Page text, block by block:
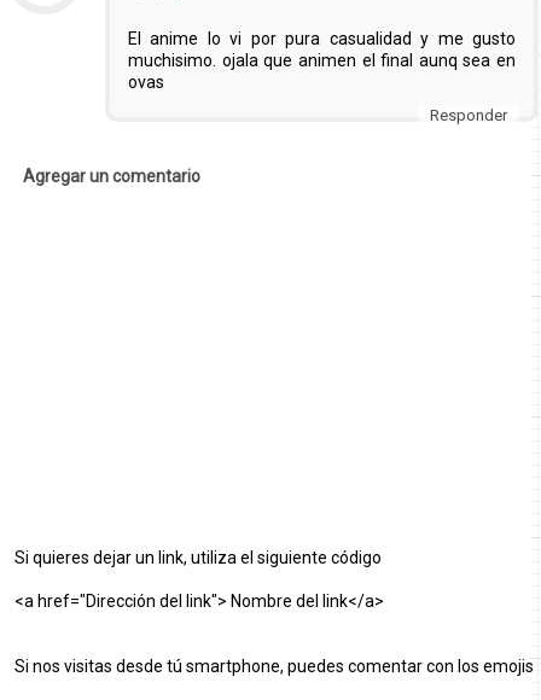
El anime lo vi por pura casualidad y me gusto
muchisimo. ojala que animen el final aunq sea en
ovas
Responder
Agregar un comentario
Si quieres dejar un link, utiliza el siguiente código
<a href="Dirección del link"> Nombre del link</a>
Si nos visitas desde tú smartphone, puedes comentar con los emojis